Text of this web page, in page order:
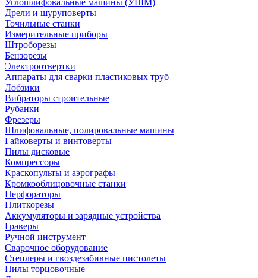
Углошлифовальные машины (УШМ)
Дрели и шуруповерты
Точильные станки
Измерительные приборы
Штроборезы
Бензорезы
Электроотвертки
Аппараты для сварки пластиковых труб
Лобзики
Вибраторы строительные
Рубанки
Фрезеры
Шлифовальные, полировальные машины
Гайковерты и винтоверты
Пилы дисковые
Компрессоры
Краскопульты и аэрографы
Кромкооблицовочные станки
Перфораторы
Плиткорезы
Аккумуляторы и зарядные устройства
Граверы
Ручной инструмент
Сварочное оборудование
Степлеры и гвоздезабивные пистолеты
Пилы торцовочные